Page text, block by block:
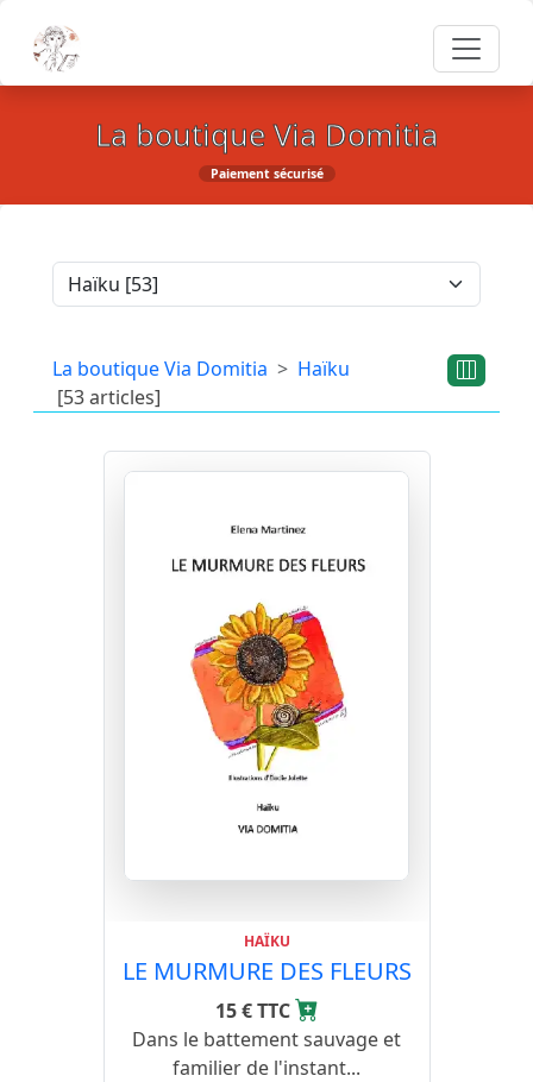
La boutique Via Domitia
Paiement sécurisé
La boutique Via Domitia
Haïku
[53 articles]
HAÏKU
LE MURMURE DES FLEURS
15 € TTC
Dans le battement sauvage et
familier de l'instant...